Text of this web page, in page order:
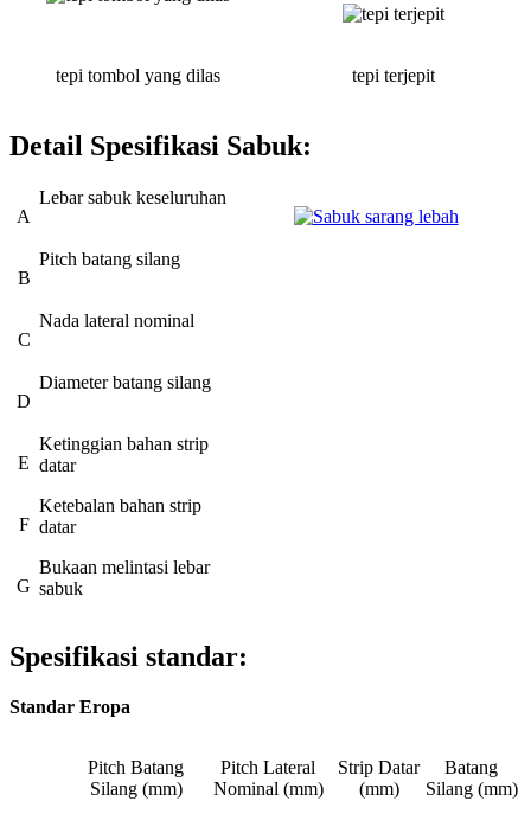
tepi tombol yang dilas tepi terjepit
Detail Spesifikasi Sabuk:
A
Lebar sabuk keseluruhan
B
Pitch batang silang
C
Nada lateral nominal
D
Diameter batang silang
E
Ketinggian bahan strip
datar
F
Ketebalan bahan strip
datar
G
Bukaan melintasi lebar
sabuk
Spesifikasi standar:
Standar Eropa
Pitch Batang
Silang (mm)
Pitch Lateral
Nominal (mm)
Strip Datar
(mm)
Batang
Silang (mm)